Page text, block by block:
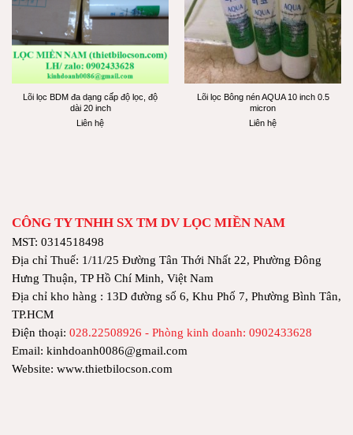
Lõi lọc BDM đa dạng cấp độ lọc, độ
dài 20 inch
Liên hệ
Lõi lọc Bông nén AQUA 10 inch 0.5
micron
Liên hệ
CÔNG TY TNHH SX TM DV LỌC MIỀN NAM
MST: 0314518498
Địa chỉ Thuế: 1/11/25 Đường Tân Thới Nhất 22, Phường Đông
Hưng Thuận, TP Hồ Chí Minh, Việt Nam
Địa chỉ kho hàng : 13D đường số 6, Khu Phố 7, Phường Bình Tân,
TP.HCM
Điện thoại: 028.22508926 - Phòng kinh doanh: 0902433628
Email: kinhdoanh0086@gmail.com
Website: www.thietbilocson.com